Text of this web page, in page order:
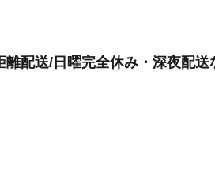
配送/日曜完全休み・深夜配送